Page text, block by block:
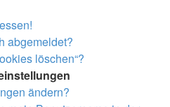
abgemeldet?
löschen“?
ändern?